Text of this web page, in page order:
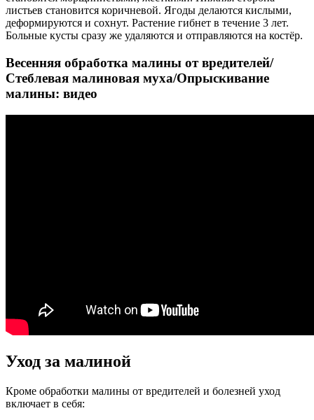
листьев становится коричневой. Ягоды делаются кислыми,
деформируются и сохнут. Растение гибнет в течение 3 лет.
Больные кусты сразу же удаляются и отправляются на костёр.
Весенняя обработка малины от вредителей/
Стеблевая малиновая муха/Опрыскивание
малины: видео
Уход за малиной
Кроме обработки малины от вредителей и болезней уход
включает в себя: